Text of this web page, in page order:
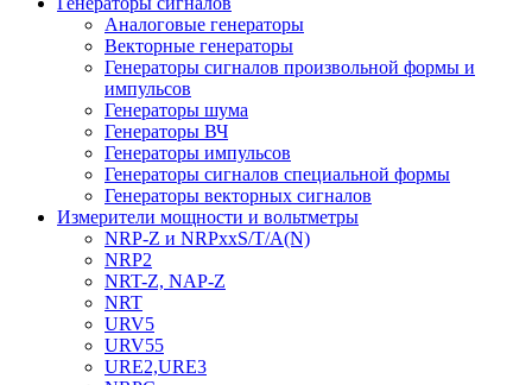
Аналоговые генераторы
Векторные генераторы
Генераторы сигналов произвольной формы и
импульсов
Генераторы шума
Генераторы ВЧ
Генераторы импульсов
Генераторы сигналов специальной формы
Генераторы векторных сигналов
Измерители мощности и вольтметры
NRP-Z и NRPхxS/T/A(N)
NRP2
NRT-Z, NAP-Z
NRT
URV5
URV55
URE2,URE3